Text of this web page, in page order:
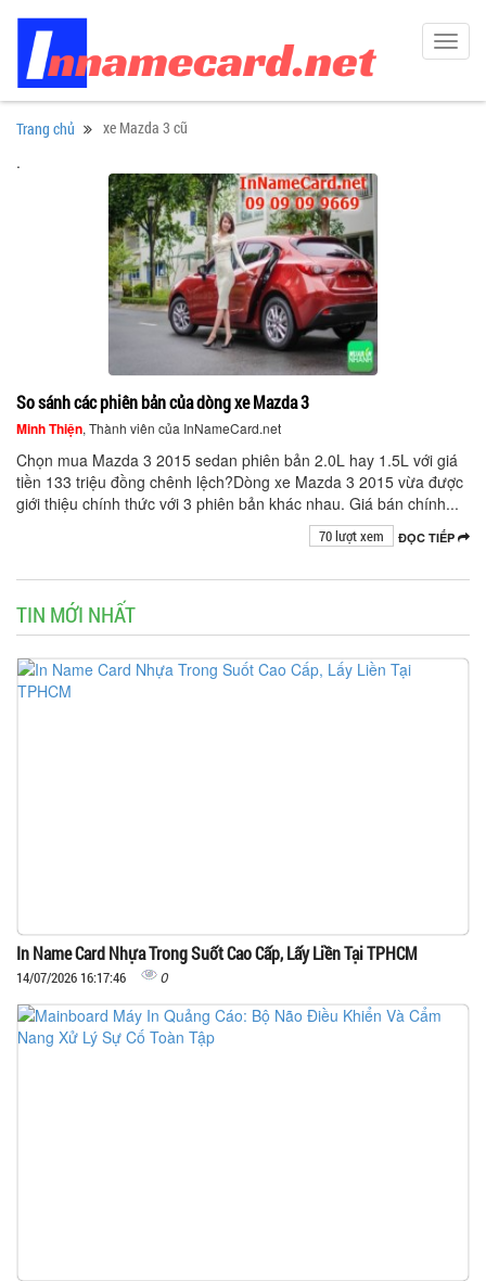
Trang chủ xe Mazda 3 cũ
.
So sánh các phiên bản của dòng xe Mazda 3
Minh Thiện, Thành viên của InNameCard.net
Chọn mua Mazda 3 2015 sedan phiên bản 2.0L hay 1.5L với giá
tiền 133 triệu đồng chênh lệch?Dòng xe Mazda 3 2015 vừa được
giới thiệu chính thức với 3 phiên bản khác nhau. Giá bán chính...
ĐỌC TIẾP
70 lượt xem
TIN MỚI NHẤT
In Name Card Nhựa Trong Suốt Cao Cấp, Lấy Liền Tại TPHCM
14/07/2026 16:17:46 0